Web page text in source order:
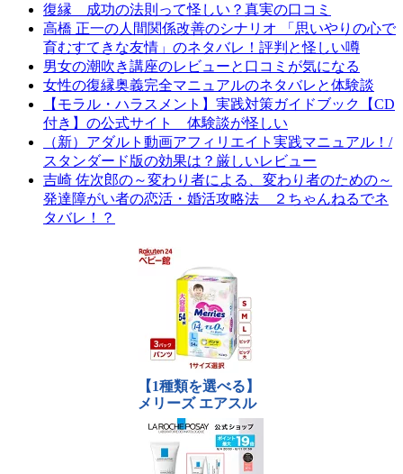
復縁 成功の法則って怪しい？真実の口コミ
高橋 正一の人間関係改善のシナリオ 「思いやりの心で
育むすてきな友情」のネタバレ！評判と怪しい噂
男女の潮吹き講座のレビューと口コミが気になる
女性の復縁奥義完全マニュアルのネタバレと体験談
【モラル・ハラスメント】実践対策ガイドブック【CD
付き】の公式サイト 体験談が怪しい
（新）アダルト動画アフィリエイト実践マニュアル！/
スタンダード版の効果は？厳しいレビュー
吉崎 佐次郎の～変わり者による、変わり者のための～
発達障がい者の恋活・婚活攻略法 ２ちゃんねるでネ
タバレ！？